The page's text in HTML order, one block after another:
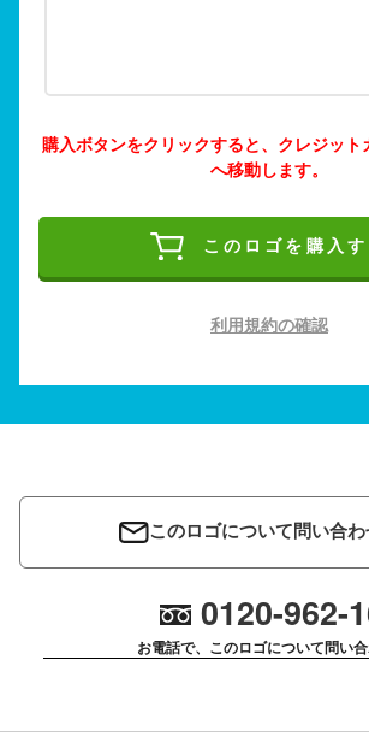
購入ボタンをクリックすると、クレジット
へ移動します。
このロゴを購入す
利用規約の確認
このロゴについて問い合わ
0120-962-
お電話で、このロゴについて問い